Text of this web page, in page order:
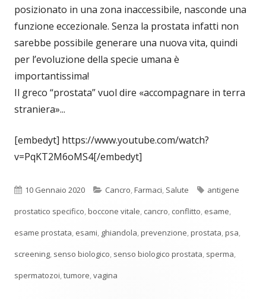
posizionato in una zona inaccessibile, nasconde una
funzione eccezionale. Senza la prostata infatti non
sarebbe possibile generare una nuova vita, quindi
per l’evoluzione della specie umana è
importantissima!
Il greco “prostata” vuol dire «accompagnare in terra
straniera»...
[embedyt] https://www.youtube.com/watch?
v=PqKT2M6oMS4[/embedyt]
Pubblicato
10 Gennaio 2020 Categorie
Cancro,Farmaci, Salute Tag
antigene
prostatico specifico,boccone vitale, cancro, conflitto, esame,
esame prostata, esami, ghiandola,prevenzione,prostata,psa,
screening, senso biologico, senso biologico prostata, sperma,
spermatozoi,tumore,vagina